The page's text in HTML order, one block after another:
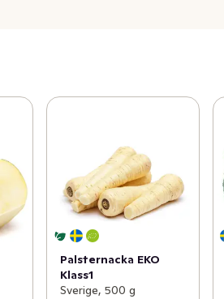
Palsternacka EKO
Klass1
Sverige, 500 g